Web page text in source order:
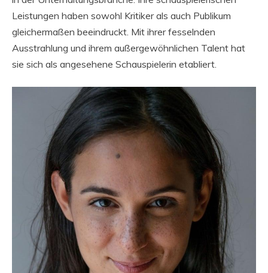
Leistungen haben sowohl Kritiker als auch Publikum
gleichermaßen beeindruckt. Mit ihrer fesselnden
Ausstrahlung und ihrem außergewöhnlichen Talent hat
sie sich als angesehene Schauspielerin etabliert.